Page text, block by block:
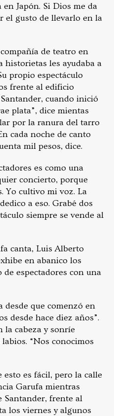
Japón. Si Dios me da
el gusto de llevarlo en la
de teatro en
historietas les ayudaba a
propio espectáculo
frente al edificio
cuando inició
plata”, dice mientas
por la ranura del tarro
cada noche de canto
mil pesos, dice.
es como una
concierto, porque
Yo cultivo mi voz. La
a eso. Grabé dos
siempre se vende al
canta, Luis Alberto
en abanico los
espectadores con una
desde que comenzó en
desde hace diez años”.
la cabeza y sonríe
“Nos conocimos
esto es fácil, pero la calle
Garufa mientras
Santander, frente al
los viernes y algunos